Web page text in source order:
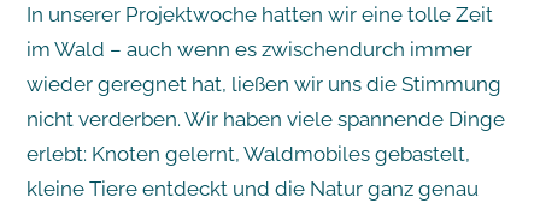
In unserer Projektwoche hatten wir eine tolle Zeit
im Wald – auch wenn es zwischendurch immer
wieder geregnet hat, ließen wir uns die Stimmung
nicht verderben. Wir haben viele spannende Dinge
erlebt: Knoten gelernt, Waldmobiles gebastelt,
kleine Tiere entdeckt und die Natur ganz genau